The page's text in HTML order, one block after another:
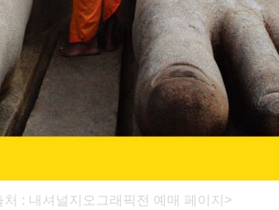
처 : 내셔널지오그래픽전 예매 페이지>